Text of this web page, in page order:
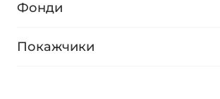
Фонди
Покажчики